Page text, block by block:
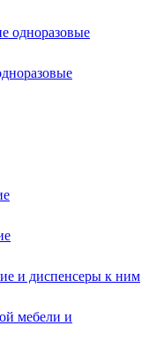
одноразовые
и диспенсеры к ним
мебели и